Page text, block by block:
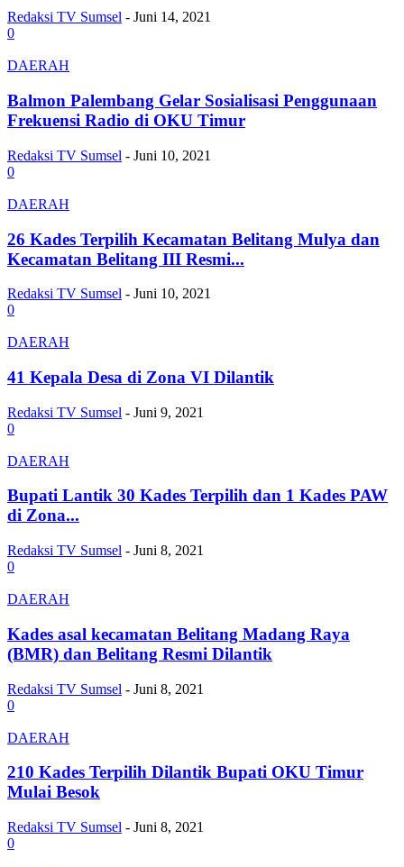
Redaksi TV Sumsel - Juni 14, 2021
0
DAERAH
Balmon Palembang Gelar Sosialisasi Penggunaan
Frekuensi Radio di OKU Timur
Redaksi TV Sumsel - Juni 10, 2021
0
DAERAH
26 Kades Terpilih Kecamatan Belitang Mulya dan
Kecamatan Belitang III Resmi...
Redaksi TV Sumsel - Juni 10, 2021
0
DAERAH
41 Kepala Desa di Zona VI Dilantik
Redaksi TV Sumsel - Juni 9, 2021
0
DAERAH
Bupati Lantik 30 Kades Terpilih dan 1 Kades PAW
di Zona...
Redaksi TV Sumsel - Juni 8, 2021
0
DAERAH
Kades asal kecamatan Belitang Madang Raya
(BMR) dan Belitang Resmi Dilantik
Redaksi TV Sumsel - Juni 8, 2021
0
DAERAH
210 Kades Terpilih Dilantik Bupati OKU Timur
Mulai Besok
Redaksi TV Sumsel - Juni 8, 2021
0